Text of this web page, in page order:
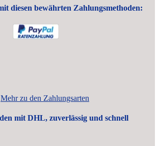
diesen bewährten Zahlungsmethoden:
Mehr zu den Zahlungsarten
mit DHL, zuverlässig und schnell